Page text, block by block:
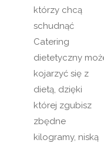
którzy chcą
schudnąć
Catering
dietetyczny
kojarzyć się z
dietą, dzięki
której zgubisz
zbędne
kilogramy, niską